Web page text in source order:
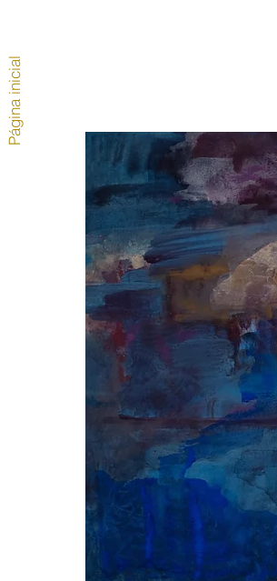
Página inicial